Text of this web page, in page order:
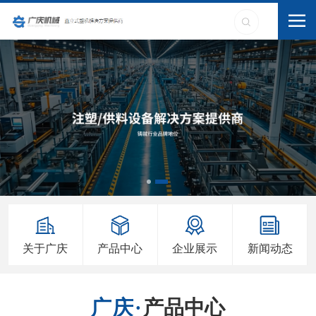
关于广庆 产品中心 企业展示 新闻动态
产品中心